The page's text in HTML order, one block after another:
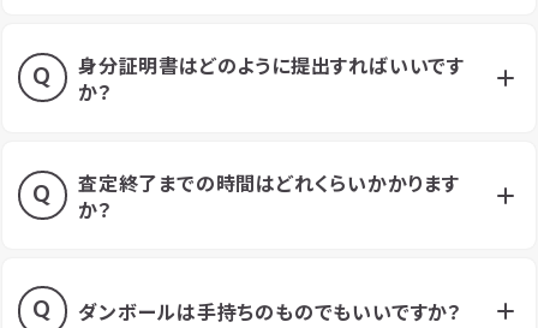
身分証明書はどのように提出すればいいです
か？
査定終了までの時間はどれくらいかかります
か？
ダンボールは手持ちのものでもいいですか？